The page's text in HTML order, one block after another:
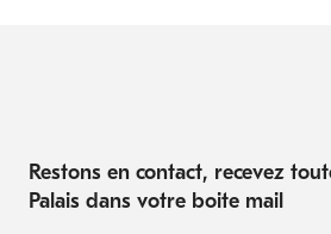
Restons en contact, recevez
Palais dans votre boite mail